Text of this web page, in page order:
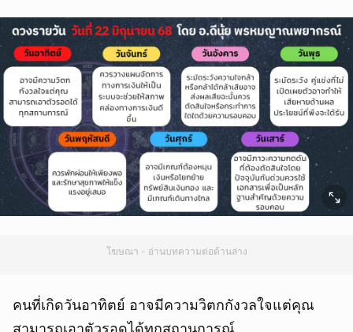
โฆษณา - อ่านบทความต่อด้านล่าง
คนที่เกิดวันอาทิตย์ อาจมีความวิตกกังวลใจแต่คุณ
สามารถเอาตัวรอดได้ทุกสถานการณ์